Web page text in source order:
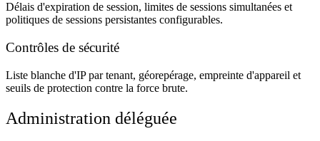
Délais d'expiration de session, limites de sessions simultanées et
politiques de sessions persistantes configurables.
Contrôles de sécurité
Liste blanche d'IP par tenant, géorepérage, empreinte d'appareil et
seuils de protection contre la force brute.
Administration déléguée